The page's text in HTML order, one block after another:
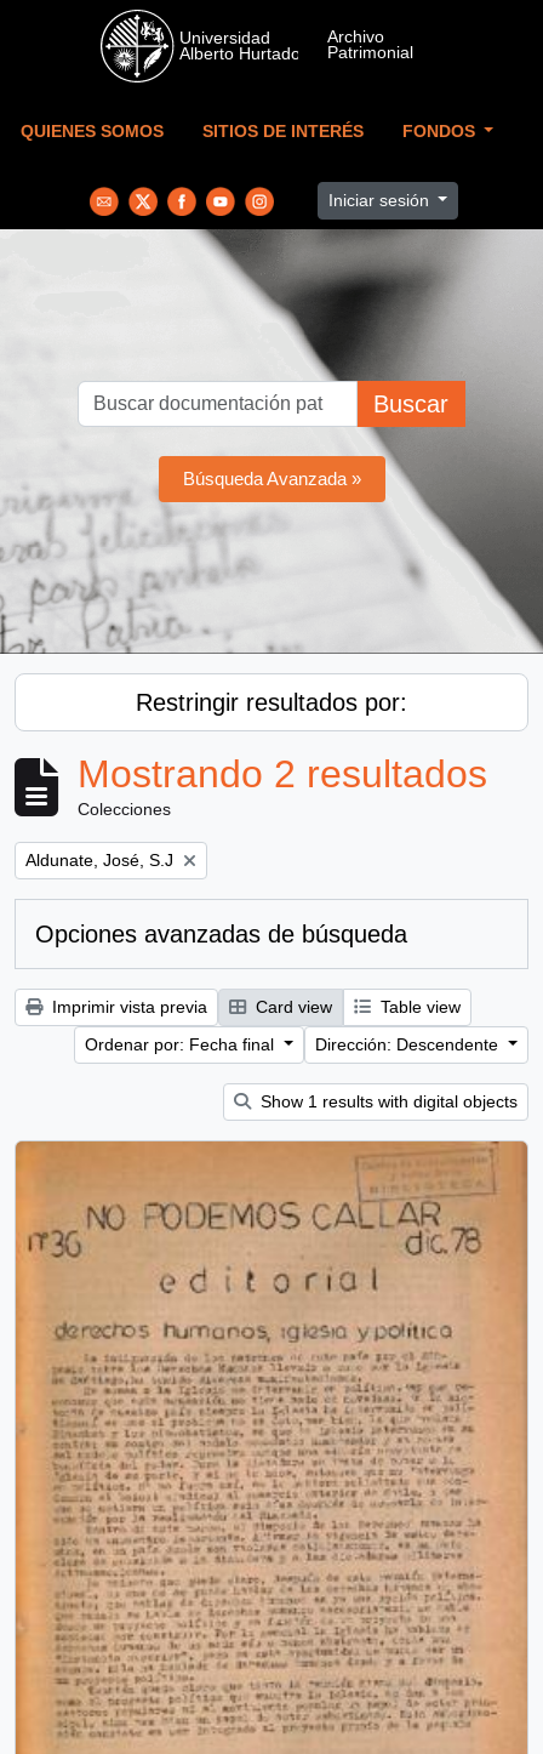
Skip to main content
QUIENES SOMOS SITIOS DE INTERÉS FONDOS
Iniciar sesión
Buscar
Búsqueda Avanzada »
Restringir resultados por:
Mostrando 2 resultados
Colecciones
Remove filter:
Aldunate, José, S.J
Opciones avanzadas de búsqueda
Imprimir vista previa Card view
Table view
Ordenar por: Fecha final
Dirección: Descendente
Show 1 results with digital objects